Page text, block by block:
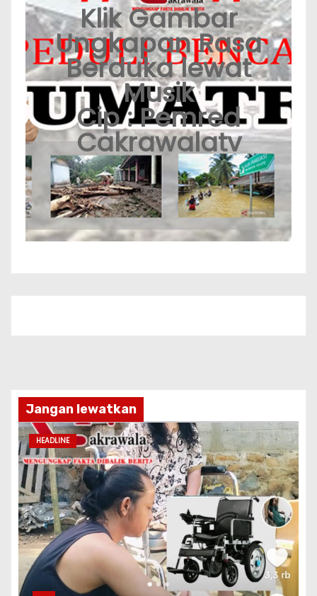
Klik Gambar
Ungkapan Rasa
Berduka lewat
Musik
Cip : Pemred
Cakrawalatv
Jangan lewatkan
HEADLINE